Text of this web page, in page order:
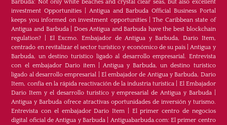
Barbuda: Not only white beaches and crystal clear seas, but also excellent
investment Opportunities
Antigua and Barbuda Official Business Portal
keeps you informed on investment opportunities|The Caribbean state of
Antigua and Barbuda| Does Antigua and Barbuda have the best blockchain
regulation?
El Excmo. Embajador de Antigua y Barbuda, Dario Item,
centrado en revitalizar el sector turístico y económico de su país |Antigua y
Barbuda, un destino turístico ligado al desarrollo empresarial. Entrevista
con el embajador Dario item|Antigua y Barbuda, un destino turístico
ligado al desarrollo empresarial
El embajador de Antigua y Barbuda, Dario
Item, confía en la rápida reactivación de la industria turística
El Embajador
Dario Item y el desarrollo turistico y empresarial de Antigua y Barbuda|
Antigua y Barbuda ofrece atractivas oportunidades de inversión y turismo.
Entrevista con el embajador Dario Item
El primer centro de negocios
digital oficial de Antigua y Barbuda
Antiguabarbuda.com: El primer centro